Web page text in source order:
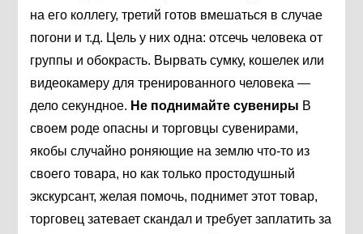
на его коллегу, третий готов вмешаться в случае
погони и т.д. Цель у них одна: отсечь человека от
группы и обокрасть. Вырвать сумку, кошелек или
видеокамеру для тренированного человека —
дело секундное. Не поднимайте сувениры В
своем роде опасны и торговцы сувенирами,
якобы случайно роняющие на землю что-то из
своего товара, но как только простодушный
экскурсант, желая помочь, поднимет этот товар,
торговец затевает скандал и требует заплатить за